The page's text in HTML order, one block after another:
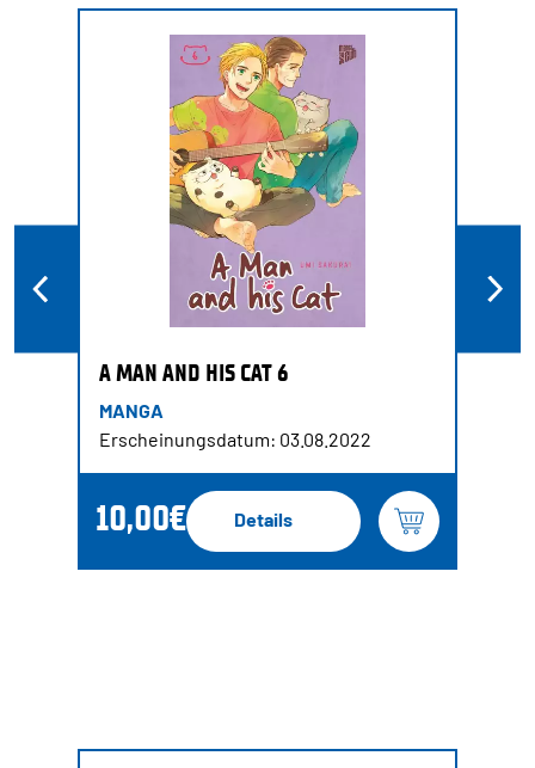
A MAN AND HIS CAT 6
MANGA
Erscheinungsdatum: 03.08.2022
10,00€ Details